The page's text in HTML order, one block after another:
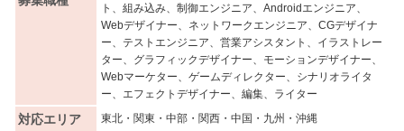
ト、組み込み、制御エンジニア、Androidエンジニア、
Webデザイナー、ネットワークエンジニア、CGデザイナ
ー、テストエンジニア、営業アシスタント、イラストレー
ター、グラフィックデザイナー、モーションデザイナー、
Webマーケター、ゲームディレクター、シナリオライタ
ー、エフェクトデザイナー、編集、ライター
対応エリア 東北・関東・中部・関西・中国・九州・沖縄